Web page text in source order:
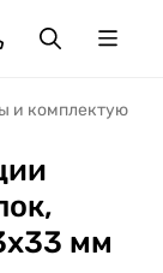
и комплектующие
мм